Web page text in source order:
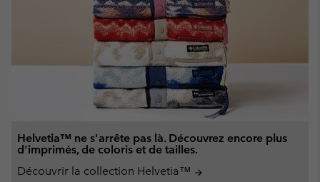
Helvetia™ ne s'arrête pas là. Découvrez encore plus
d'imprimés, de coloris et de tailles.
Découvrir la collection Helvetia™ arrow_forward